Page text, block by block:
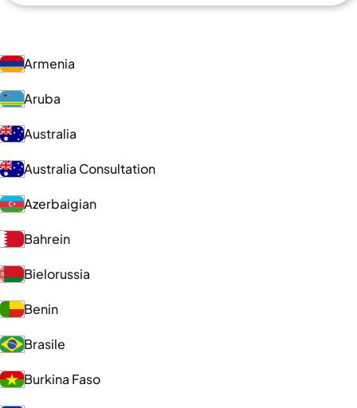
Armenia
Aruba
Australia
Australia Consultation
Azerbaigian
Bahrein
Bielorussia
Benin
Brasile
Burkina Faso